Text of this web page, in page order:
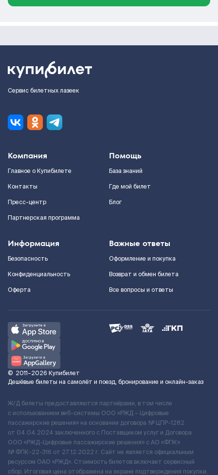
Сервис билетных лазеек
Компания
Главное о Купибилете
Контакты
Пресс-центр
Партнерская программа
Помощь
База знаний
Где мой билет
Блог
Информация
Безопасность
Конфиденциальность
Оферта
Важные ответы
Оформление и покупка
Возврат и обмен билета
Все вопросы и ответы
© 2011–2026 Купибилет
Дешёвые билеты на самолёт и поезд, бронирование и онлайн-заказ
Ж/Д билеты предоставляются партнёрами, в том числе
с использованием веб-системы ООО «РЖД – Цифровые
пассажирские решения» на основании договора № ЦПР-1282
от 04.04.2024 заключенного с Поставщиком услуг и Договора
ООО «РЖД-Цифровые пассажирские решения» c АО «ФПК»
№ ФПК-22-316 от 27.12.2022 г. Сайт не является официальным
ресурсом ОАО «РЖД». Стоимость билетов включает сервисный
сбор. Итоговая цена отображена на экране подтверждения покупки.